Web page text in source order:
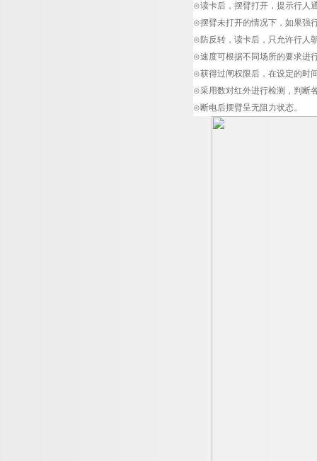
⊙读卡后，摆臂打开，提示行人
⊙摆臂未打开的情况下，如果强
⊙防反转，读卡后，只允许行人
⊙速度可根据不同场所的要求进
⊙获得过闸权限后，在设定的时
⊙采用数对红外进行检测，判断
⊙断电后摆臂呈无阻力状态。